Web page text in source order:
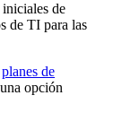
de
de TI para las
planes de
opción